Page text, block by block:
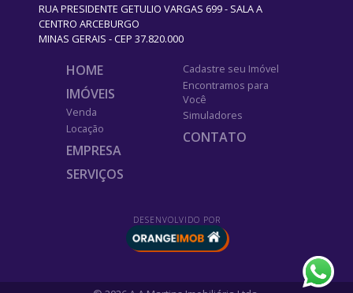
RUA PRESIDENTE GETULIO VARGAS 699 - SALA A
CENTRO ARCEBURGO
MINAS GERAIS - CEP 37.820.000
HOME
IMÓVEIS
Venda
Locação
EMPRESA
SERVIÇOS
Cadastre seu Imóvel
Encontramos para
Você
Simuladores
CONTATO
DESENVOLVIDO POR